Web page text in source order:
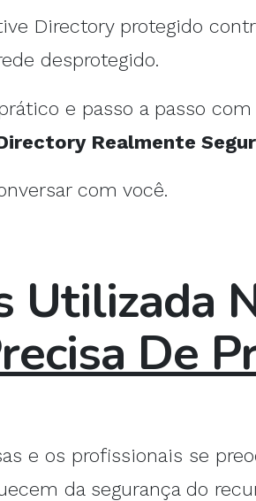
Directory protegido
desprotegido.
e passo a passo
Realmente
com você.
Utilizada
De
e os profissionais se
da segurança do